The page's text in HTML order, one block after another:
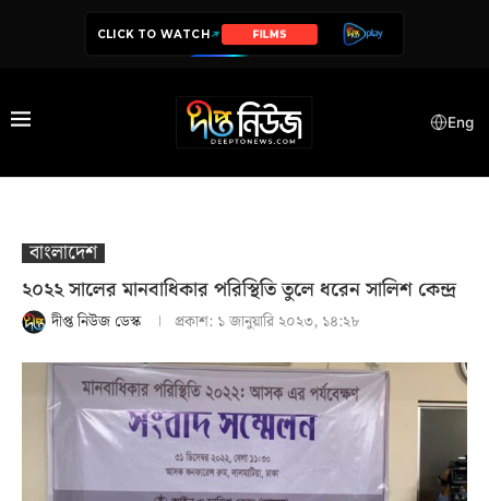
CLICK TO WATCH SERIES
Eng
বাংলাদেশ
২০২২ সালের মানবাধিকার পরিস্থিতি তুলে ধরেন সালিশ কেন্দ্র
দীপ্ত নিউজ ডেস্ক প্রকাশ: ১ জানুয়ারি ২০২৩, ১৪:২৮